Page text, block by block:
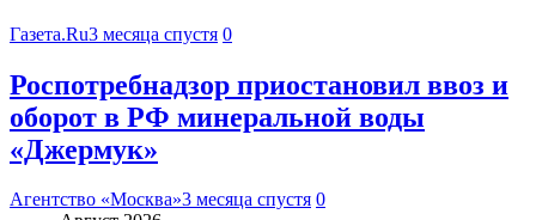
Газета.Ru3 месяца спустя 0
Роспотребнадзор приостановил ввоз и
оборот в РФ минеральной воды
«Джермук»
Агентство «Москва»3 месяца спустя 0